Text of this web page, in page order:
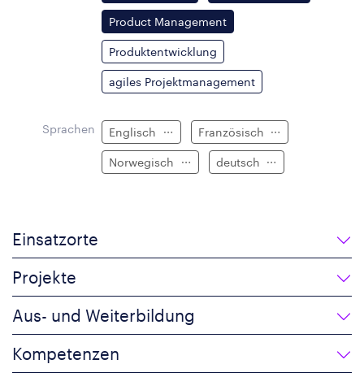
Product Management
Produktentwicklung
agiles Projektmanagement
Sprachen Englisch Französisch
Norwegisch deutsch
Einsatzorte
Projekte
Aus- und Weiterbildung
Kompetenzen